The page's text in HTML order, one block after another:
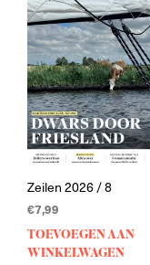
Zeilen 2026 / 8
€7,99
TOEVOEGEN AAN
WINKELWAGEN